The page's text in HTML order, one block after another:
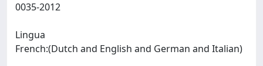
Lingua